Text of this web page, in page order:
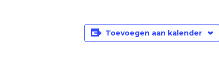
Toevoegen aan kalender